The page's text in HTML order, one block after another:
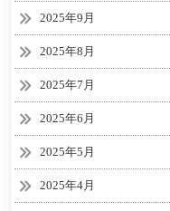
2025年9月
2025年8月
2025年7月
2025年6月
2025年5月
2025年4月